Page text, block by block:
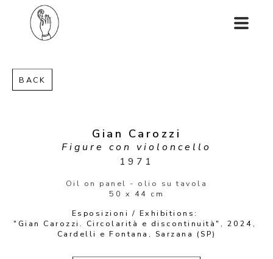
BACK
Gian Carozzi
Figure con violoncello
1971
Oil on panel - olio su tavola
50 x 44 cm
Esposizioni / Exhibitions:
"Gian Carozzi. Circolarità e discontinuità", 2024,
Cardelli e Fontana, Sarzana (SP)